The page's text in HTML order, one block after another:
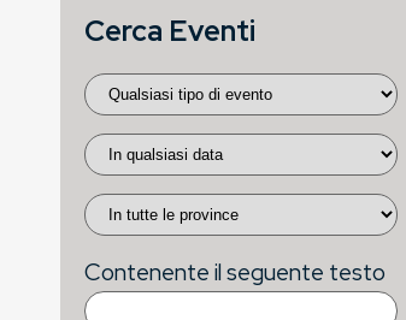
Cerca Eventi
Contenente il seguente testo